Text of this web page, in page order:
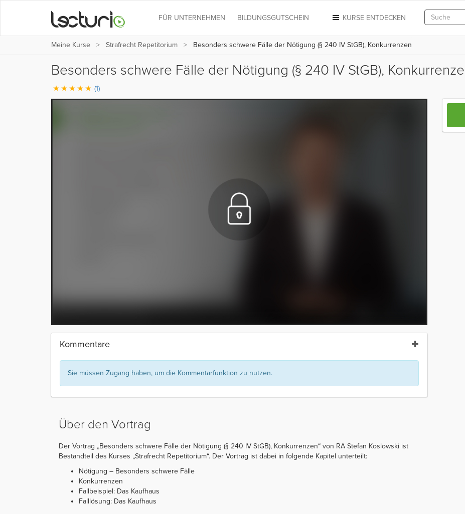
KURSE ENTDECKEN
FÜR UNTERNEHMEN BILDUNGSGUTSCHEIN
Meine Kurse Strafrecht Repetitorium Besonders schwere Fälle der Nötigung (§ 240 IV StGB), Konkurrenzen
Besonders schwere Fälle der Nötigung (§ 240 IV StGB),
(1)
Kommentare
Sie müssen Zugang haben, um die Kommentarfunktion zu nutzen.
Über den Vortrag
Der Vortrag „Besonders schwere Fälle der Nötigung (§ 240 IV StGB), Konkurrenzen“ von RA Stefan Koslowski ist
Bestandteil des Kurses „Strafrecht Repetitorium“. Der Vortrag ist dabei in folgende Kapitel unterteilt:
Nötigung – Besonders schwere Fälle
Konkurrenzen
Fallbeispiel: Das Kaufhaus
Falllösung: Das Kaufhaus